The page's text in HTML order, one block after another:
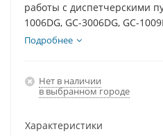
работы с диспетчерскими
1006DG, GC-3006DG, GC-
Подробнее
Нет в наличии
в выбранном городе
Характеристики